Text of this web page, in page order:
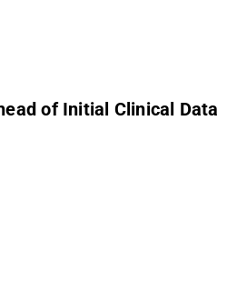
of Initial Clinical Data